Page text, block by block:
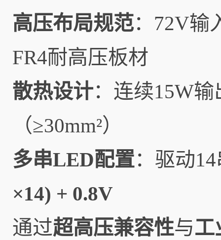
高压布局规范：72V输
FR4耐高压板材
散热设计：连续15W
（≥30mm²）
多串LED配置：驱动
×14) + 0.8V
通过超高压兼容性与工